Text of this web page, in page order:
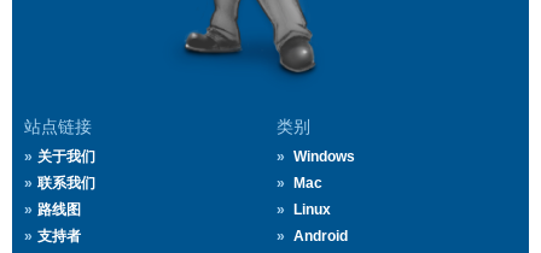
站点链接
关于我们
联系我们
路线图
支持者
类别
Windows
Mac
Linux
Android